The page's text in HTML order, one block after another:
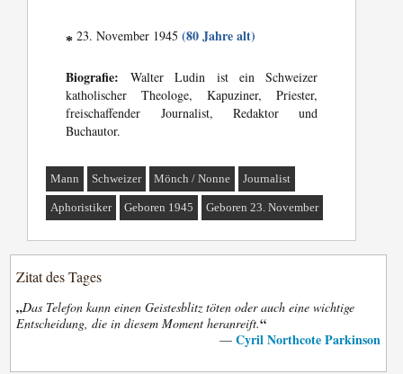
* 23. November 1945(80 Jahre alt)
Biografie: Walter Ludin ist ein Schweizer
katholischer Theologe, Kapuziner, Priester,
freischaffender Journalist, Redaktor und
Buchautor.
Mann Schweizer Mönch / Nonne Journalist
Aphoristiker Geboren 1945 Geboren 23. November
Zitat des Tages
„Das Telefon kann einen Geistesblitz töten oder auch eine wichtige
Entscheidung, die in diesem Moment heranreift.“
— Cyril Northcote Parkinson